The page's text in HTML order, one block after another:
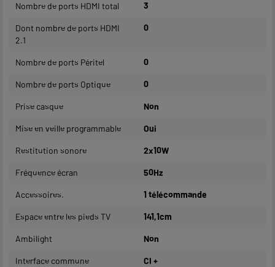
Nombre de ports HDMI total 3
Dont nombre de ports HDMI
2.1
0
Nombre de ports Péritel 0
Nombre de ports Optique 0
Prise casque Non
Mise en veille programmable Oui
Restitution sonore 2x10W
Fréquence écran 50Hz
Accessoires. 1 télécommande
Espace entre les pieds TV 141,1cm
Ambilight Non
Interface commune CI +